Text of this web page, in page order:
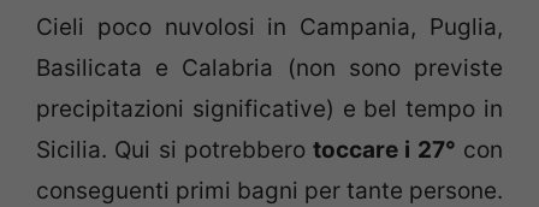
Cieli poco nuvolosi in Campania, Puglia,
Basilicata e Calabria (non sono previste
precipitazioni significative) e bel tempo in
Sicilia. Qui si potrebbero toccare i 27° con
conseguenti primi bagni per tante persone.